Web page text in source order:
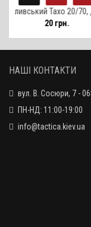
20/70, дріб №3, 24 г
НАШІ КОНТАКТИ
вул. В. Сосюри, 7 -
ПН-НД: 11:00-19:00
info@tactica.kiev.ua